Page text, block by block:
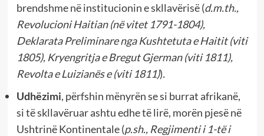
brendshme në institucionin e skllavërisë (d.m.th.,
Revolucioni Haitian (në vitet 1791-1804),
Deklarata Preliminare nga Kushtetuta e Haitit (viti
1805), Kryengritja e Bregut Gjerman (viti 1811),
Revolta e Luizianës e (viti 1811)).
Udhëzimi, përfshin mënyrën se si burrat afrikanë,
si të skllavëruar ashtu edhe të lirë, morën pjesë në
Ushtrinë Kontinentale (p.sh., Regjimenti i 1-të i